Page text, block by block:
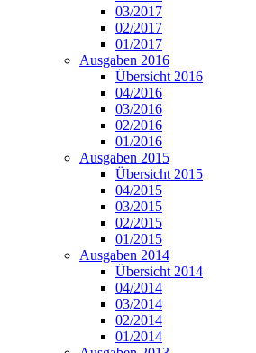
03/2017
02/2017
01/2017
Ausgaben 2016
Übersicht 2016
04/2016
03/2016
02/2016
01/2016
Ausgaben 2015
Übersicht 2015
04/2015
03/2015
02/2015
01/2015
Ausgaben 2014
Übersicht 2014
04/2014
03/2014
02/2014
01/2014